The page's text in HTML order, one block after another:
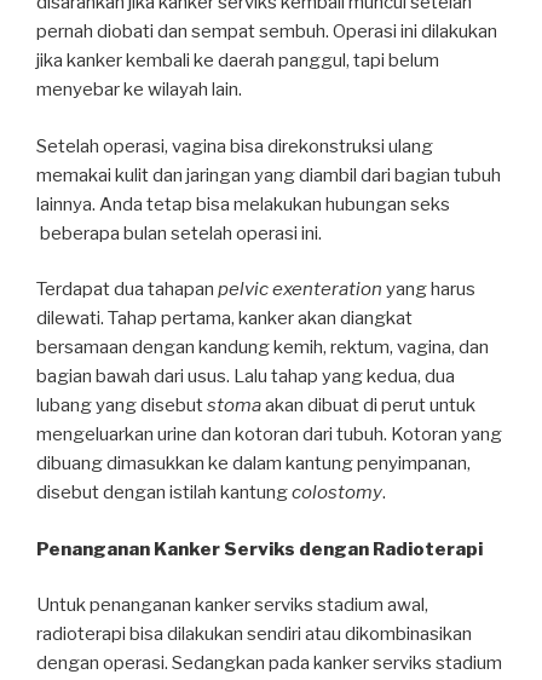
pernah diobati dan sempat sembuh. Operasi ini dilakukan
jika kanker kembali ke daerah panggul, tapi belum
menyebar ke wilayah lain.
Setelah operasi, vagina bisa direkonstruksi ulang
memakai kulit dan jaringan yang diambil dari bagian tubuh
lainnya. Anda tetap bisa melakukan hubungan seks
beberapa bulan setelah operasi ini.
Terdapat dua tahapan pelvic exenteration yang harus
dilewati. Tahap pertama, kanker akan diangkat
bersamaan dengan kandung kemih, rektum, vagina, dan
bagian bawah dari usus. Lalu tahap yang kedua, dua
lubang yang disebutstomaakan dibuat di perut untuk
mengeluarkan urine dan kotoran dari tubuh. Kotoran yang
dibuang dimasukkan ke dalam kantung penyimpanan,
disebut dengan istilah kantungcolostomy.
Penanganan Kanker Serviks dengan Radioterapi
Untuk penanganan kanker serviks stadium awal,
radioterapi bisa dilakukan sendiri atau dikombinasikan
dengan operasi. Sedangkan pada kanker serviks stadium